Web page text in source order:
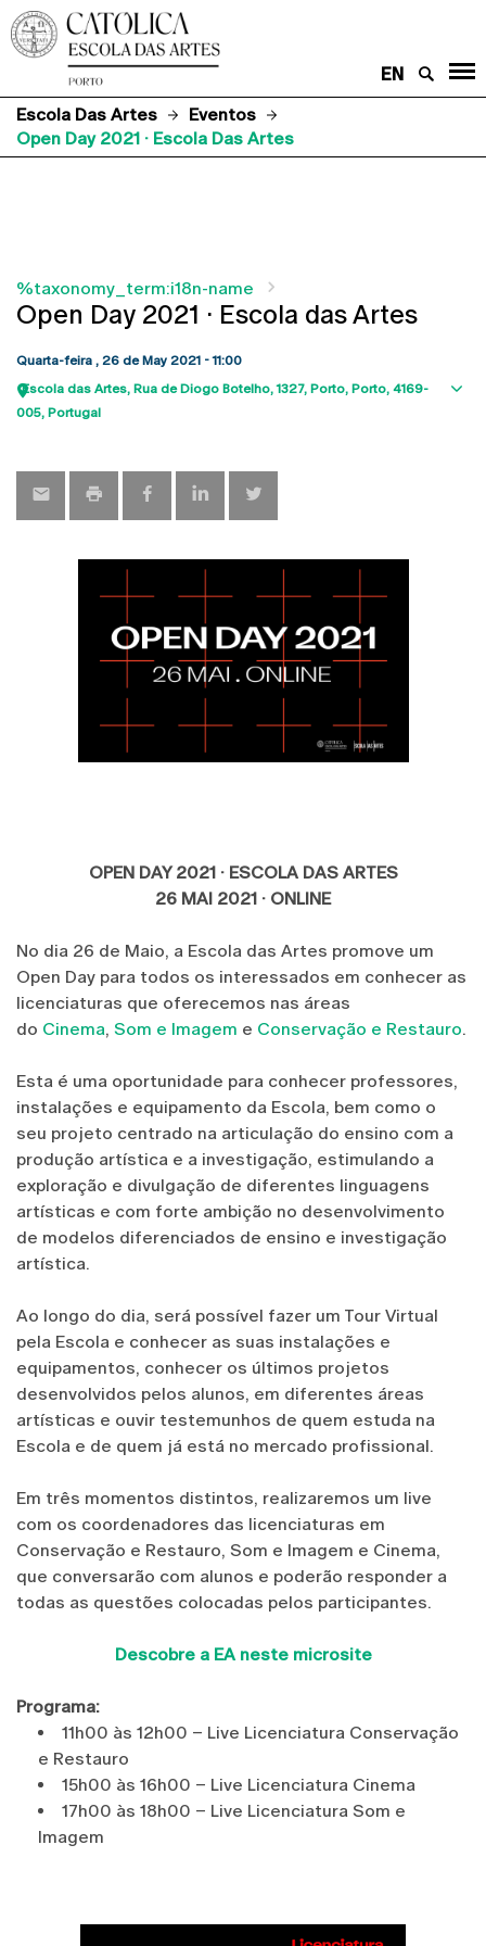
EN
Escola Das Artes
Eventos
Open Day 2021 · Escola Das Artes
%taxonomy_term:i18n-name
Open Day 2021 · Escola das Artes
Quarta-feira , 26 de May 2021 - 11:00
Escola das Artes Rua de Diogo Botelho, 1327 Porto Porto 4169-
005 Portugal
OPEN DAY 2021 · ESCOLA DAS ARTES
26 MAI 2021 · ONLINE
No dia 26 de Maio, a Escola das Artes promove um
Open Day para todos os interessados em conhecer as
licenciaturas que oferecemos nas áreas
do Cinema, Som e Imagem e Conservação e Restauro.
Esta é uma oportunidade para conhecer professores,
instalações e equipamento da Escola, bem como o
seu projeto centrado na articulação do ensino com a
produção artística e a investigação, estimulando a
exploração e divulgação de diferentes linguagens
artísticas e com forte ambição no desenvolvimento
de modelos diferenciados de ensino e investigação
artística.
Ao longo do dia, será possível fazer um Tour Virtual
pela Escola e conhecer as suas instalações e
equipamentos, conhecer os últimos projetos
desenvolvidos pelos alunos, em diferentes áreas
artísticas e ouvir testemunhos de quem estuda na
Escola e de quem já está no mercado profissional.
Em três momentos distintos, realizaremos um live
com os coordenadores das licenciaturas em
Conservação e Restauro, Som e Imagem e Cinema,
que conversarão com alunos e poderão responder a
todas as questões colocadas pelos participantes.
Descobre a EA neste microsite
Programa:
11h00 às 12h00 – Live Licenciatura Conservação
e Restauro
15h00 às 16h00 – Live Licenciatura Cinema
17h00 às 18h00 – Live Licenciatura Som e
Imagem